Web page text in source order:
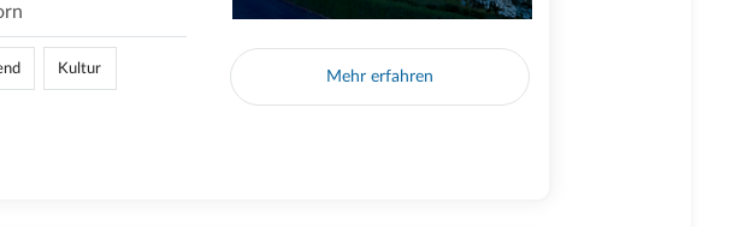
Kultur Mehr erfahren